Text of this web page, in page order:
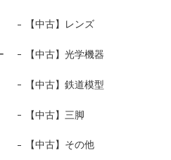
【中古】レンズ
【中古】光学機器
【中古】鉄道模型
【中古】三脚
【中古】その他